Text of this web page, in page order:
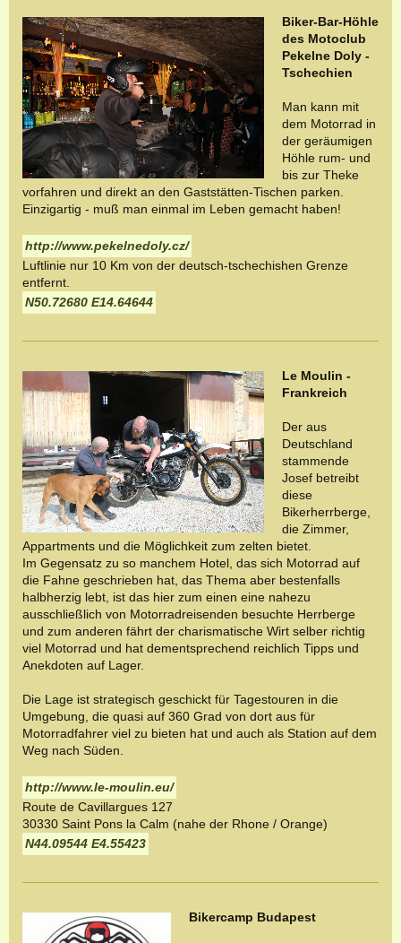
Biker-Bar-Höhle
des Motoclub
Pekelne Doly -
Tschechien
Man kann mit
dem Motorrad in
der geräumigen
Höhle rum- und
bis zur Theke
vorfahren und direkt an den Gaststätten-Tischen parken.
Einzigartig - muß man einmal im Leben gemacht haben!
http://www.pekelnedoly.cz/
Luftlinie nur 10 Km von der deutsch-tschechishen Grenze
entfernt.
N50.72680 E14.64644
Le Moulin -
Frankreich
Der aus
Deutschland
stammende
Josef betreibt
diese
Bikerherrberge,
die Zimmer,
Appartments und die Möglichkeit zum zelten bietet.
Im Gegensatz zu so manchem Hotel, das sich Motorrad auf
die Fahne geschrieben hat, das Thema aber bestenfalls
halbherzig lebt, ist das hier zum einen eine nahezu
ausschließlich von Motorradreisenden besuchte Herrberge
und zum anderen fährt der charismatische Wirt selber richtig
viel Motorrad und hat dementsprechend reichlich Tipps und
Anekdoten auf Lager.
Die Lage ist strategisch geschickt für Tagestouren in die
Umgebung, die quasi auf 360 Grad von dort aus für
Motorradfahrer viel zu bieten hat und auch als Station auf dem
Weg nach Süden.
http://www.le-moulin.eu/
Route de Cavillargues 127
30330 Saint Pons la Calm (nahe der Rhone / Orange)
N44.09544 E4.55423
Bikercamp Budapest